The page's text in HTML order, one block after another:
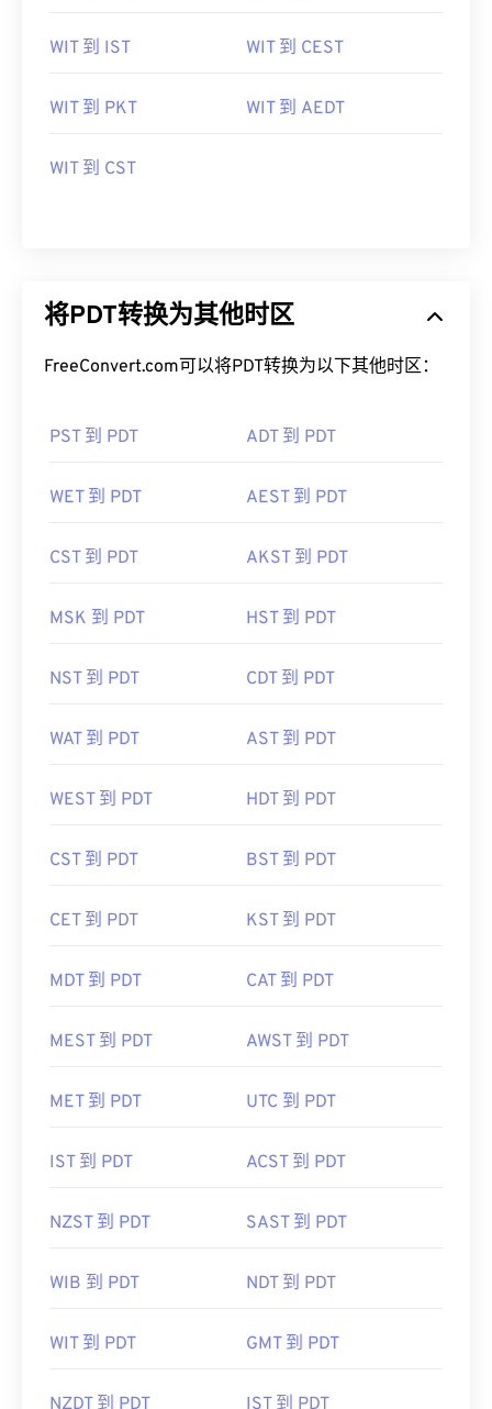
WIT 到 IST WIT 到 CEST
WIT 到 PKT WIT 到 AEDT
WIT 到 CST
将PDT转换为其他时区
FreeConvert.com可以将PDT转换为以下其他时区：
PST 到 PDT ADT 到 PDT
WET 到 PDT AEST 到 PDT
CST 到 PDT AKST 到 PDT
MSK 到 PDT HST 到 PDT
NST 到 PDT CDT 到 PDT
WAT 到 PDT AST 到 PDT
WEST 到 PDT HDT 到 PDT
CST 到 PDT BST 到 PDT
CET 到 PDT KST 到 PDT
MDT 到 PDT CAT 到 PDT
MEST 到 PDT AWST 到 PDT
MET 到 PDT UTC 到 PDT
IST 到 PDT ACST 到 PDT
NZST 到 PDT SAST 到 PDT
WIB 到 PDT NDT 到 PDT
WIT 到 PDT GMT 到 PDT
NZDT 到 PDT IST 到 PDT